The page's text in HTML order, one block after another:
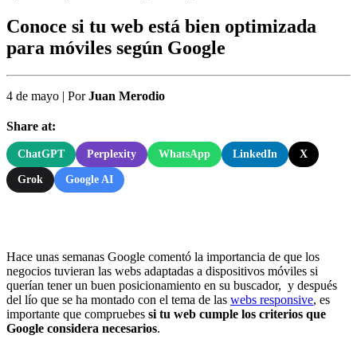
Conoce si tu web está bien optimizada
para móviles según Google
4 de mayo | PorJuan Merodio
Share at:
ChatGPT Perplexity WhatsApp LinkedIn X
Grok Google AI
Hace unas semanas Google comentó la importancia de que los
negocios tuvieran las webs adaptadas a dispositivos móviles si
querían tener un buen posicionamiento en su buscador, y después
del lío que se ha montado con el tema de las webs responsive, es
importante que compruebes si tu web cumple los criterios que
Google considera necesarios.